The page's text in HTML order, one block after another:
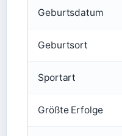
Geburtsdatum
Geburtsort
Sportart
Größte Erfolge